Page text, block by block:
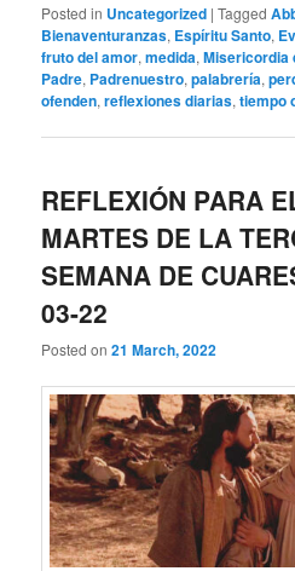
Posted in Uncategorized |Tagged
Bienaventuranzas, Espíritu Santo,
fruto del amor,medida,Misericordia
Padre, Padrenuestro,palabrería,
ofenden,reflexiones diarias,tiempo
REFLEXIÓN PARA
MARTES DE LA
SEMANA DE
03-22
Posted on21 March, 2022